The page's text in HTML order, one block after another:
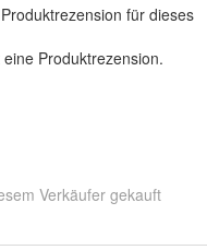
für dieses
Produktrezension.
Verkäufer gekauft